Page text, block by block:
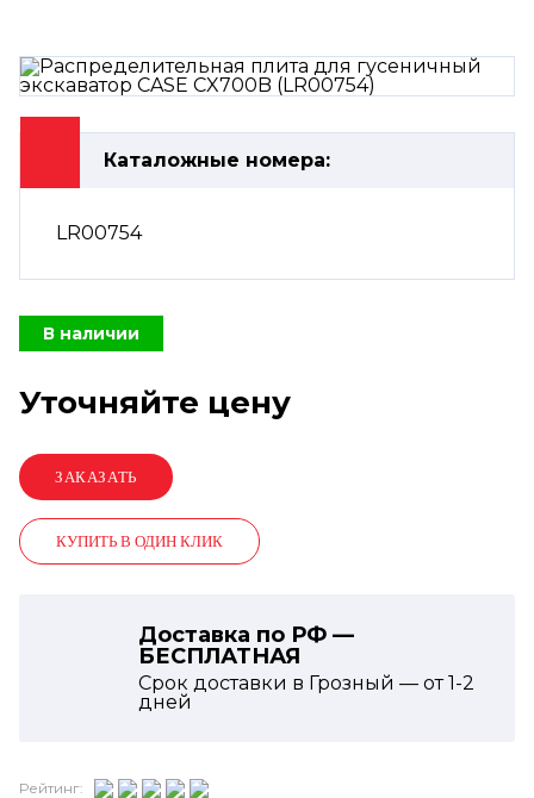
Каталожные номера:
LR00754
В наличии
Уточняйте цену
КУПИТЬ В ОДИН КЛИК
Доставка по РФ —
БЕСПЛАТНАЯ
Срок доставки в Грозный — от1-2
дней
Рейтинг: